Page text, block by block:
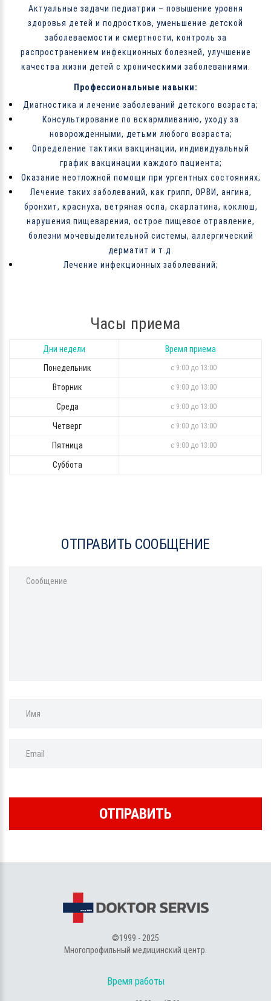
Актуальные задачи педиатрии – повышение уровня
здоровья детей и подростков, уменьшение детской
заболеваемости и смертности, контроль за
распространением инфекционных болезней, улучшение
качества жизни детей с хроническими заболеваниями.
Профессиональные навыки:
Диагностика и лечение заболеваний детского возраста;
Консультирование по вскармливанию, уходу за
новорожденными, детьми любого возраста;
Определение тактики вакцинации, индивидуальный
график вакцинации каждого пациента;
Оказание неотложной помощи при ургентных состояниях;
Лечение таких заболеваний, как грипп, ОРВИ, ангина,
бронхит, краснуха, ветряная оспа, скарлатина, коклюш,
нарушения пищеварения, острое пищевое отравление,
болезни мочевыделительной системы, аллергический
дерматит и т.д.
Лечение инфекционных заболеваний;
Часы приема
Дни недели
Время приема
Понедельник
с 9:00 до 13:00
Вторник с 9:00 до 13:00
Среда с 9:00 до 13:00
Четверг с 9:00 до 13:00
Пятница с 9:00 до 13:00
Суббота
ОТПРАВИТЬ СООБЩЕНИЕ
Сообщение
Имя
Email
ОТПРАВИТЬ
©1999 - 2025
Многопрофильный медицинский центр.
Время работы